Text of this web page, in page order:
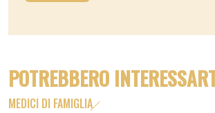
POTREBBERO
MEDICI DI FAMIGLIA